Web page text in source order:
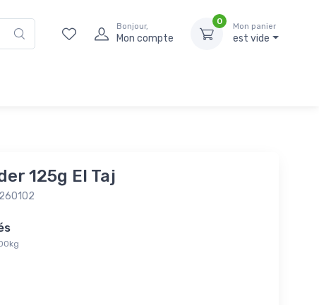
Bonjour,
Mon compte
0
Mon panier
est vide
125g El Taj